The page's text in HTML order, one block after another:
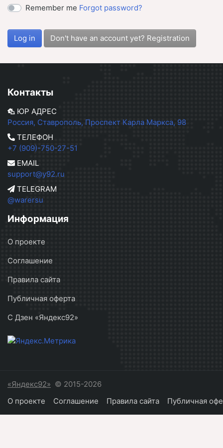
Remember me Forgot password?
Log in Don't have an account yet? Registration
Контакты
ЮР АДРЕС
Россия, Ставрополь, Проспект Карла Маркса, 98
ТЕЛЕФОН
+7 (909)-750-27-51
EMAIL
support@y92.ru
TELEGRAM
@warersu
Информация
О проекте
Соглашение
Правила сайта
Публичная оферта
С Дзен «Яндекс92»
«Яндекс92» © 2015-2026
О проекте
Соглашение Правила сайта Публичная